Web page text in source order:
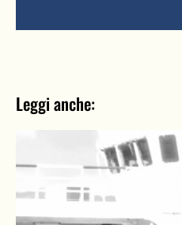
Leggi anche: